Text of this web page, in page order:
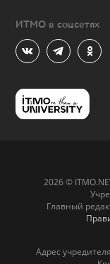
ИТМО в соцсетях
2026 ©
Главный
Адрес